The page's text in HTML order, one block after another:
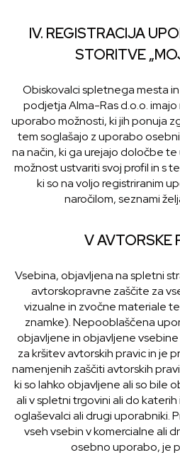
IV. REGISTRACIJA
STORITVE
Obiskovalci spletnega mesta
podjetja Alma-Ras d.o.o.
uporabo možnosti, ki jih ponuja
tem soglašajo z uporabo
na način, ki ga urejajo določbe
možnost ustvariti svoj profil in s
ki so na voljo registriranim
naročilom, seznami
V AVTORSKE
Vsebina, objavljena na spletni
avtorskopravne zaščite za
vizualne in zvočne materiale
znamke). Nepooblaščena
objavljene in objavljene
za kršitev avtorskih pravic in je
namenjenih zaščiti avtorskih
ki so lahko objavljene ali so bile
ali v spletni trgovini ali do
oglaševalci ali drugi uporabniki.
vseh vsebin v komercialne ali
osebno uporabo, je